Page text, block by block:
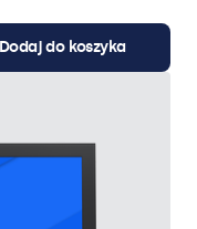
Dodaj do koszyka